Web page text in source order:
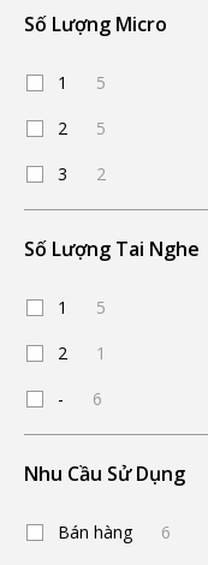
Số Lượng Micro
1
5
2
5
3
2
Số Lượng Tai Nghe
1
5
2
1
-
6
Nhu Cầu Sử Dụng
Bán hàng
6